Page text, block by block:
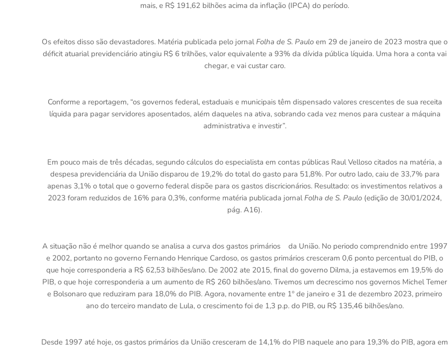
mais, e R$ 191,62 bilhões acima da inflação (IPCA) do período.
Os efeitos disso são devastadores. Matéria publicada pelo jornal Folha de S. Paulo em 29 de janeiro de 2023 mostra que o
déficit atuarial previdenciário atingiu R$ 6 trilhões, valor equivalente a 93% da dívida pública líquida. Uma hora a conta vai
chegar, e vai custar caro.
Conforme a reportagem, “os governos federal, estaduais e municipais têm dispensado valores crescentes de sua receita
líquida para pagar servidores aposentados, além daqueles na ativa, sobrando cada vez menos para custear a máquina
administrativa e investir”.
Em pouco mais de três décadas, segundo cálculos do especialista em contas públicas Raul Velloso citados na matéria, a
despesa previdenciária da União disparou de 19,2% do total do gasto para 51,8%. Por outro lado, caiu de 33,7% para
apenas 3,1% o total que o governo federal dispõe para os gastos discricionários. Resultado: os investimentos relativos a
2023 foram reduzidos de 16% para 0,3%, conforme matéria publicada jornal Folha de S. Paulo (edição de 30/01/2024,
pág. A16).
A situação não é melhor quando se analisa a curva dos gastos primários da União. No periodo comprendnido entre 1997
e 2002, portanto no governo Fernando Henrique Cardoso, os gastos primários cresceram 0,6 ponto percentual do PIB, o
que hoje corresponderia a R$ 62,53 bilhões/ano. De 2002 ate 2015, final do governo Dilma, ja estavemos em 19,5% do
PIB, o que hoje corresponderia a um aumento de R$ 260 bilhões/ano. Tivemos um decrescimo nos governos Michel Temer
e Bolsonaro que reduziram para 18,0% do PIB. Agora, novamente entre 1º de janeiro e 31 de dezembro 2023, primeiro
ano do terceiro mandato de Lula, o crescimento foi de 1,3 p.p. do PIB, ou R$ 135,46 bilhões/ano.
Desde 1997 até hoje, os gastos primários da União cresceram de 14,1% do PIB naquele ano para 19,3% do PIB, agora em